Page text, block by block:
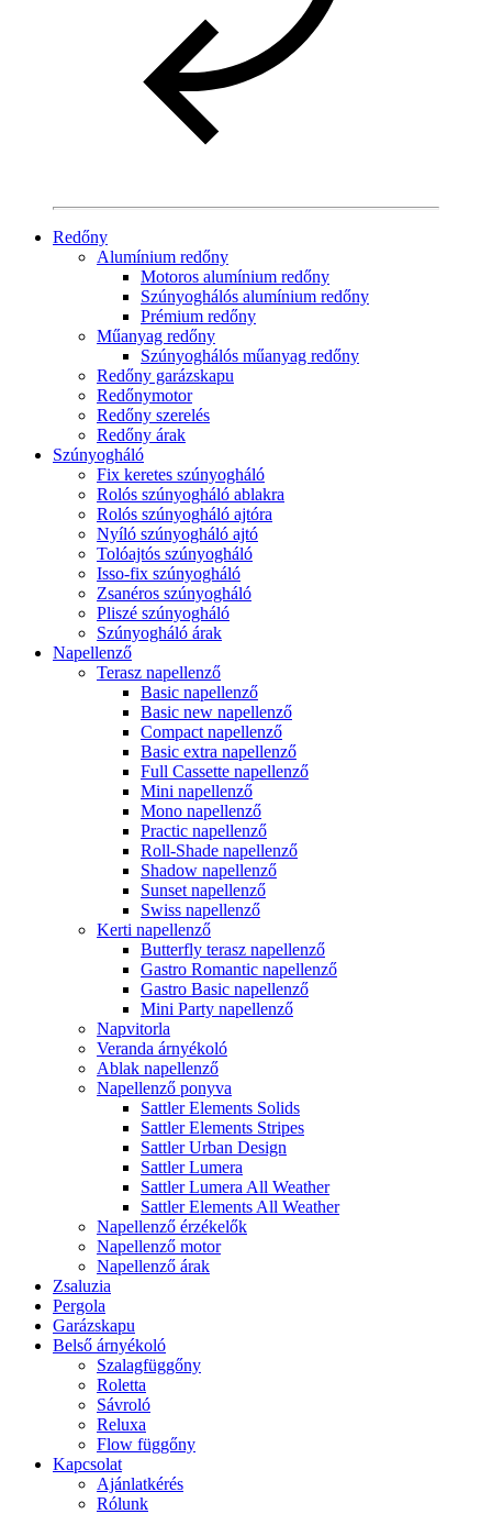
Redőny
Alumínium redőny
Motoros alumínium redőny
Szúnyoghálós alumínium redőny
Prémium redőny
Műanyag redőny
Szúnyoghálós műanyag redőny
Redőny garázskapu
Redőnymotor
Redőny szerelés
Redőny árak
Szúnyogháló
Fix keretes szúnyogháló
Rolós szúnyogháló ablakra
Rolós szúnyogháló ajtóra
Nyíló szúnyogháló ajtó
Tolóajtós szúnyogháló
Isso-fix szúnyogháló
Zsanéros szúnyogháló
Pliszé szúnyogháló
Szúnyogháló árak
Napellenző
Terasz napellenző
Basic napellenző
Basic new napellenző
Compact napellenző
Basic extra napellenző
Full Cassette napellenző
Mini napellenző
Mono napellenző
Practic napellenző
Roll-Shade napellenző
Shadow napellenző
Sunset napellenző
Swiss napellenző
Kerti napellenző
Butterfly terasz napellenző
Gastro Romantic napellenző
Gastro Basic napellenző
Mini Party napellenző
Napvitorla
Veranda árnyékoló
Ablak napellenző
Napellenző ponyva
Sattler Elements Solids
Sattler Elements Stripes
Sattler Urban Design
Sattler Lumera
Sattler Lumera All Weather
Sattler Elements All Weather
Napellenző érzékelők
Napellenző motor
Napellenző árak
Zsaluzia
Pergola
Garázskapu
Belső árnyékoló
Szalagfüggőny
Roletta
Sávroló
Reluxa
Flow függőny
Kapcsolat
Ajánlatkérés
Rólunk